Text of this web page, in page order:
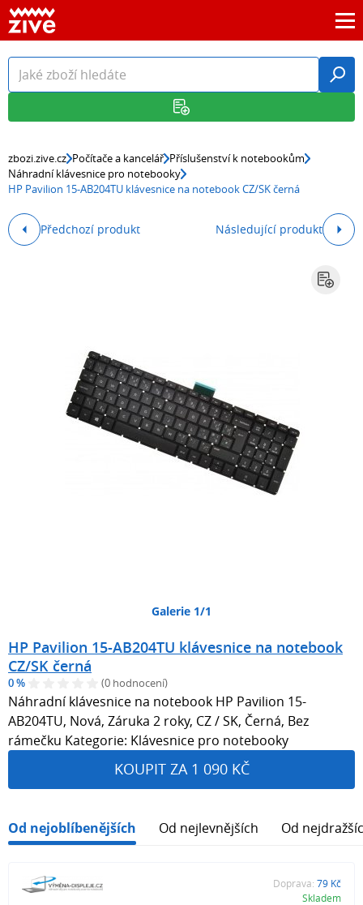
zbozi.zive.cz Počítače a kancelář Příslušenství k notebookům
Náhradní klávesnice pro notebooky
HP Pavilion 15-AB204TU klávesnice na notebook CZ/SK černá
Předchozí produkt Následující produkt
Galerie 1/1
HP Pavilion 15-AB204TU klávesnice na notebook
CZ/SK černá
0 % (0 hodnocení)
Náhradní klávesnice na notebook HP Pavilion 15-
AB204TU, Nová, Záruka 2 roky, CZ / SK, Černá, Bez
rámečku Kategorie: Klávesnice pro notebooky
KOUPIT ZA 1 090 KČ
Od nejoblíbenějších Od nejlevnějších Od
Doprava: 79 Kč
Skladem